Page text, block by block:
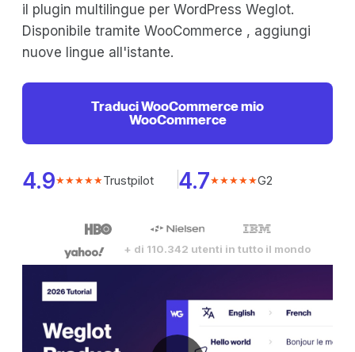
il plugin multilingue per WordPress Weglot.
Disponibile tramite WooCommerce , aggiungi
nuove lingue all'istante.
Traduci WooCommerce mio
WooCommerce
4.9★★★★★Trustpilot 4.7★★★★★G2
+ di 110.342 utenti in tutto il mondo